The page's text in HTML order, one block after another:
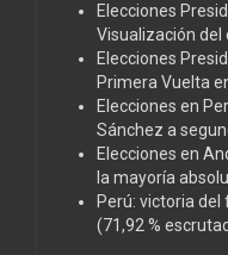
Elecciones
Visualización del
Elecciones
Primera Vuelta
Elecciones en
Sánchez a
Elecciones en
la mayoría
Perú: victoria
(71,92 %